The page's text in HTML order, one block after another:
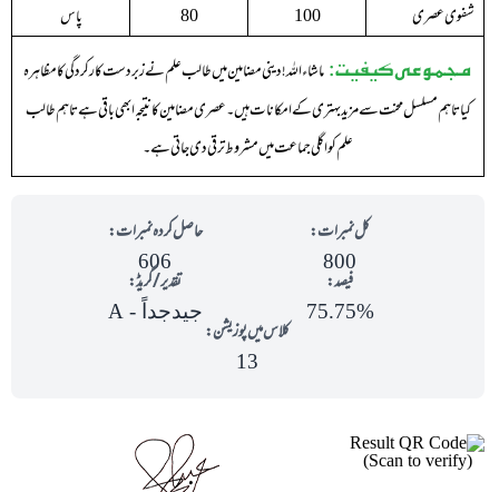
شفوی عصری
100
80 پاس
مجموعی کیفیت: ماشاء اللہ !دینی مضامین میں طالب علم نے زبردست کارکردگی کا مظاہرہ
کیا تاہم مسلسل محنت سے مزید بہتری کے امکانات ہیں ۔عصری مضامین کا نتیجہ ابھی باقی ہے تاہم طا لب
علم کو اگلی جماعت میں مشروط ترقی دی جاتی ہے ۔
کل نمبرات:
800
حاصل کردہ نمبرات:
606
فیصد:
75.75%
تقدیر/گریڈ:
جیدجداً - A
کلاس میں پوزیشن:
13
(Scan to verify)